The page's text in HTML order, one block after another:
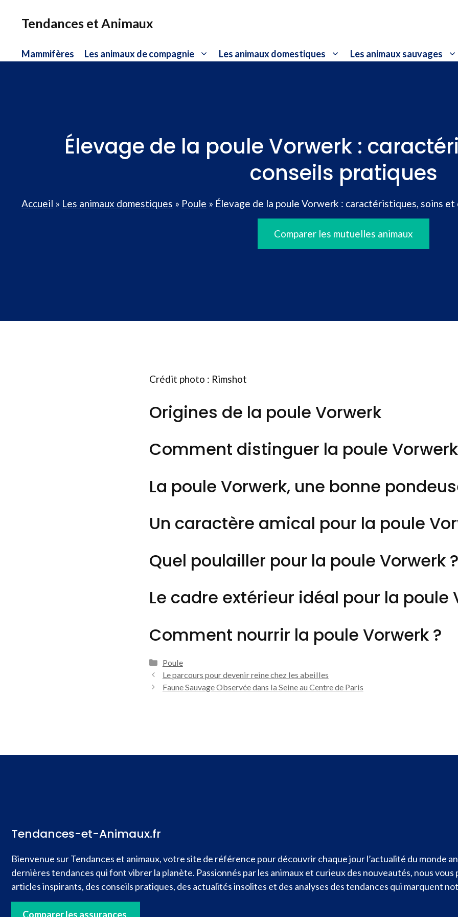
Tendances et Animaux
Mammifères Les animaux de compagnie Les animaux domestiques Les animaux sauvages
Élevage de la poule Vorwerk :
conseils pratiques
Accueil » Les animaux domestiques » Poule » Élevage de la poule Vorwerk : caractéristiques, soins
Comparer les mutuelles animaux
Crédit photo : Rimshot
Origines de la poule Vorwerk
Comment distinguer la poule
La poule Vorwerk, une bonne
Un caractère amical pour la poule
Quel poulailler pour la poule Vorwerk ?
Le cadre extérieur idéal pour la poule
Comment nourrir la poule Vorwerk ?
Catégories
Poule
Le parcours pour devenir reine chez les abeilles
Faune Sauvage Observée dans la Seine au Centre de Paris
Tendances-et-Animaux.fr
Bienvenue sur Tendances et animaux, votre site de référence pour découvrir chaque jour l’actualité du monde
dernières tendances qui font vibrer la planète. Passionnés par les animaux et curieux des nouveautés, nous vous
articles inspirants, des conseils pratiques, des actualités insolites et des analyses des tendances qui marquent
Comparer les assurances